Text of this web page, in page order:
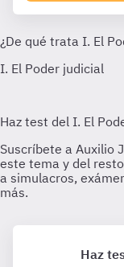
Haz